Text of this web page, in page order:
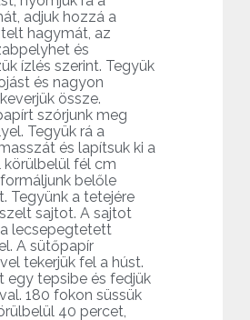
adjuk hozzá a
hagymát, az
és
ízlés szerint. Tegyük
és nagyon
össze.
szórjunk meg
Tegyük rá a
és lapítsuk ki a
körülbelül fél cm
belőle
Tegyünk a tetejére
sajtot. A sajtot
lecsepegtetett
A sütőpapír
tekerjük fel a húst.
egy tepsibe és fedjük
180 fokon süssük
40 percet,